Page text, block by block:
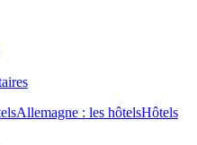
Allemagne : les hôtelsHôtels